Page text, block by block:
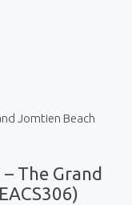
Jomtien Beach
The Grand